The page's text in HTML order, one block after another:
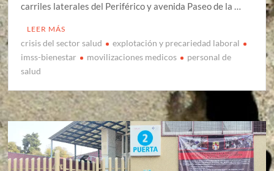
carriles laterales del Periférico y avenida Paseo de la …
LEER MÁS
crisis del sector salud
explotación y precariedad laboral
imss-bienestar
movilizaciones medicos
personal de
salud